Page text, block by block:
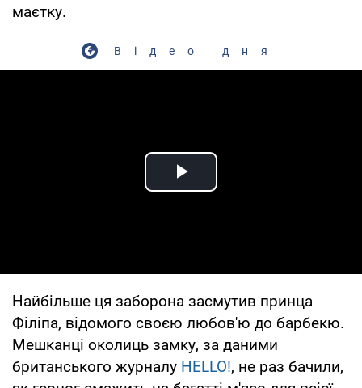
маєтку.
Відео дня
Play Video
Найбільше ця заборона засмутив принца
Філіпа, відомого своєю любов'ю до барбекю.
Мешканці околиць замку, за даними
британського журналу HELLO!, не раз бачили,